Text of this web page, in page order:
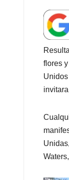
a
t
s
A
p
p
flores